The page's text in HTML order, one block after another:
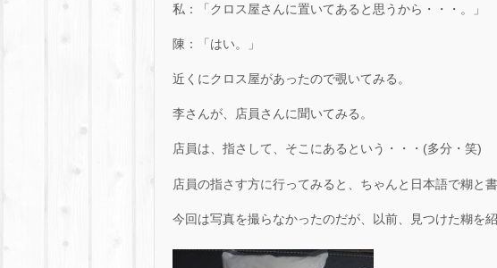
私：「クロス屋さんに置いてあると思うから・・・。」
陳：「はい。」
近くにクロス屋があったので覗いてみる。
李さんが、店員さんに聞いてみる。
店員は、指さして、そこにあるという・・・(多分・笑)
店員の指さす方に行ってみると、ちゃんと日本語で糊と
今回は写真を撮らなかったのだが、以前、見つけた糊を